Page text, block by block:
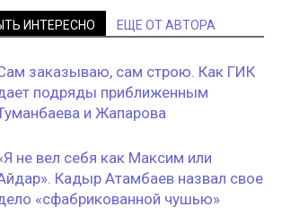
ИНТЕРЕСНО ЕЩЕ ОТ АВТОРА
заказываю, сам строю. Как ГИК
подряды приближенным
и Жапарова
не вел себя как Максим или
Кадыр Атамбаев назвал свое
«сфабрикованной чушью»